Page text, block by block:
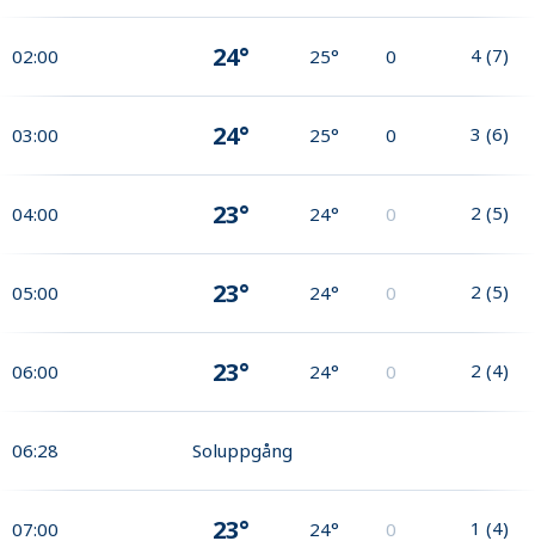
02:00 24° 25° 0 4 (7)
03:00 24° 25° 0 3 (6)
04:00 23° 24° 0 2 (5)
05:00 23° 24° 0 2 (5)
06:00 23° 24° 0 2 (4)
06:28 Soluppgång
07:00 23° 24° 0 1 (4)